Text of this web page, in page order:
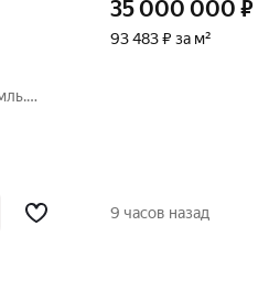
35 000 000 ₽
93 483 ₽ за м²
9 часов назад